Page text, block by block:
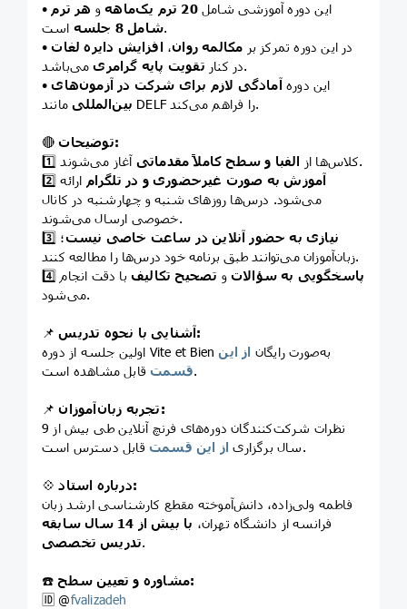
• این دوره آموزشی شامل20 ترم یک‌ماهه و هر ترم
شامل 8 جلسهاست.
• در این دوره تمرکز بر مکالمه روان، افزایش دایره لغات
در کنار تقویت پایه گرامری
می‌باشد.
• این دوره آمادگی لازم برای شرکت در آزمون‌های
بین‌المللی
مانند DELF را فراهم می‌کند.
🔴
توضیحات:
1️⃣ کلاس‌ها از الفبا و سطح کاملاً مقدماتی
آغاز می‌شوند.
2️⃣
آموزش‌ به صورت غیرحضوری و در تلگرام ارائه
می‌شود. درس‌ها روزهای شنبه و چهارشنبه در کانال
خصوصی ارسال می‌شوند.
3️⃣ نیازی به حضور آنلاین در ساعت خاصی نیست؛
زبان‌آموزان می‌توانند طبق برنامه خود درس‌ها را مطالعه کنند.
4️⃣
پاسخگویی به سؤالات و تصحیح تکالیف با دقت انجام
می‌شود.
📌
آشنایی با نحوه تدریس:
اولین جلسه از دوره Vite et Bien به‌صورت رایگان از این
قسمتقابل مشاهده است.
📌
تجربه زبان‌آموزان:
نظرات شرکت‌کنندگان دوره‌های فرنچ آنلاین طی بیش از 9
سال برگزاری از این قسمت قابل دسترس است.
💠
درباره استاد:
فاطمه ولی‌زاده، دانش‌آموخته مقطع کارشناسی ارشد زبان
فرانسه از دانشگاه تهران، با
بیش از 14 سال سابقه
تدریس تخصصی.
☎️
مشاوره و تعیین سطح:
🆔 @fvalizadeh